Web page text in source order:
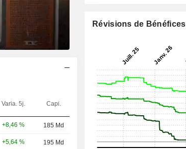
Varia. 5j. Capi.
+8,46 % 185 Md
+5,64 % 195 Md
Révisions de Bénéfices